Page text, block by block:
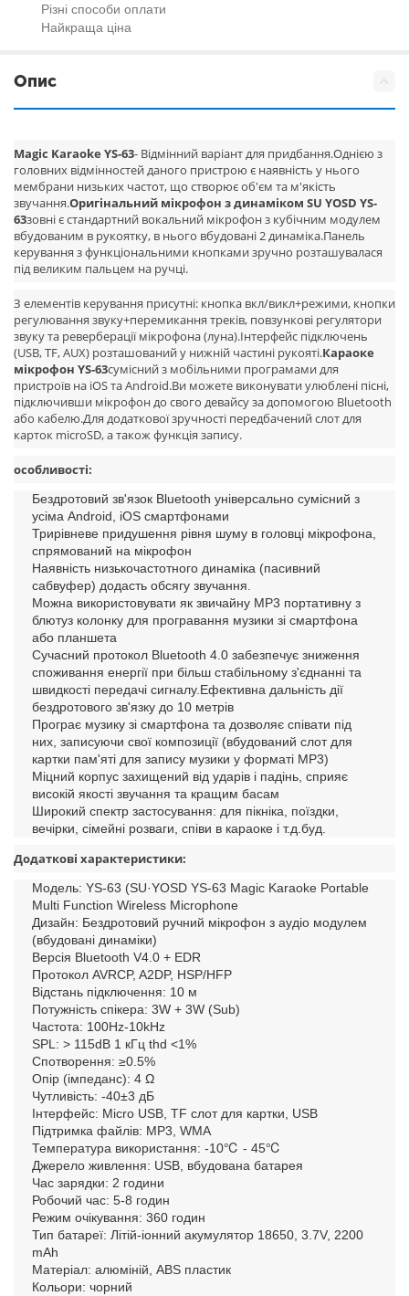
Різні способи оплати
Найкраща ціна
Опис
Magic Karaoke YS-63- Відмінний варіант для придбання.Однією з
головних відмінностей даного пристрою є наявність у нього
мембрани низьких частот, що створює об'єм та м'якість
звучання.Оригінальний мікрофон з динаміком SU YOSD YS-
63зовні є стандартний вокальний мікрофон з кубічним модулем
вбудованим в рукоятку, в нього вбудовані 2 динаміка.Панель
керування з функціональними кнопками зручно розташувалася
під великим пальцем на ручці.
З елементів керування присутні: кнопка вкл/викл+режими, кнопки
регулювання звуку+перемикання треків, повзункові регулятори
звуку та реверберації мікрофона (луна).Інтерфейс підключень
(USB, TF, AUX) розташований у нижній частині рукояті.Караоке
мікрофон YS-63сумісний з мобільними програмами для
пристроїв на iOS та Android.Ви можете виконувати улюблені пісні,
підключивши мікрофон до свого девайсу за допомогою Bluetooth
або кабелю.Для додаткової зручності передбачений слот для
карток microSD, а також функція запису.
особливості:
Бездротовий зв'язок Bluetooth універсально сумісний з
усіма Android, iOS смартфонами
Трирівневе придушення рівня шуму в головці мікрофона,
спрямований на мікрофон
Наявність низькочастотного динаміка (пасивний
сабвуфер) додасть обсягу звучання.
Можна використовувати як звичайну MP3 портативну з
блютуз колонку для програвання музики зі смартфона
або планшета
Сучасний протокол Bluetooth 4.0 забезпечує зниження
споживання енергії при більш стабільному з'єднанні та
швидкості передачі сигналу.Ефективна дальність дії
бездротового зв'язку до 10 метрів
Програє музику зі смартфона та дозволяє співати під
них, записуючи свої композиції (вбудований слот для
картки пам'яті для запису музики у форматі MP3)
Міцний корпус захищений від ударів і падінь, сприяє
високій якості звучання та кращим басам
Широкий спектр застосування: для пікніка, поїздки,
вечірки, сімейні розваги, співи в караоке і т.д.буд.
Додаткові характеристики:
Модель: YS-63 (SU·YOSD YS-63 Magic Karaoke Portable
Multi Function Wireless Microphone
Дизайн: Бездротовий ручний мікрофон з аудіо модулем
(вбудовані динаміки)
Версія Bluetooth V4.0 + EDR
Протокол AVRCP, A2DP, HSP/HFP
Відстань підключення: 10 м
Потужність спікера: 3W + 3W (Sub)
Частота: 100Hz-10kHz
SPL: > 115dB 1 кГц thd <1%
Спотворення: ≥0.5%
Опір (імпеданс): 4 Ω
Чутливість: -40±3 дБ
Інтерфейс: Micro USB, TF слот для картки, USB
Підтримка файлів: MP3, WMA
Температура використання: -10℃ - 45℃
Джерело живлення: USB, вбудована батарея
Час зарядки: 2 години
Робочий час: 5-8 годин
Режим очікування: 360 годин
Тип батареї: Літій-іонний акумулятор 18650, 3.7V, 2200
mAh
Матеріал: алюміній, ABS пластик
Кольори: чорний